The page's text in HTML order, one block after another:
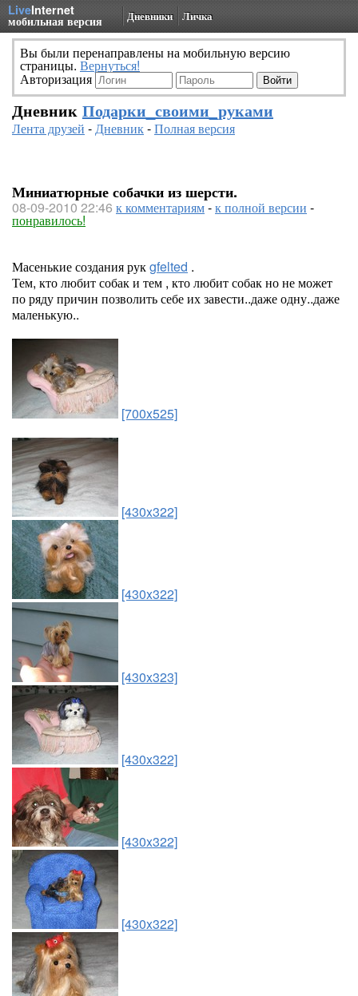
LiveInternet
мобильная версия Дневники Личка
Вы были перенаправлены на мобильную версию
страницы. Вернуться!
Авторизация
Дневник Подарки_своими_руками
Лента друзей -Дневник-Полная версия
Миниатюрные собачки из шерсти.
08-09-2010 22:46 к комментариям-к полной версии -
понравилось!
Масенькие создания рукgfelted .
Тем, кто любит собак и тем , кто любит собак но не может
по ряду причин позволить себе их завести..даже одну..даже
маленькую..
[700x525]
[430x322]
[430x322]
[430x323]
[430x322]
[430x322]
[430x322]